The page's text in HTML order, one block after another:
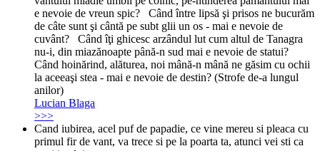
e nevoie de vreun spic? Când între lipsă şi prisos ne bucurăm
de câte sunt şi cântă pe subt glii un os - mai e nevoie de
cuvânt? Când îţi ghicesc arzândul lut cum altul de Tanagra
nu-i, din miazănoapte până-n sud mai e nevoie de statui?
Când hoinărind, alăturea, noi mână-n mână ne găsim cu ochii
la aceeaşi stea - mai e nevoie de destin? (Strofe de-a lungul
anilor)
Lucian Blaga
>>>
Cand iubirea, acel puf de papadie, ce vine mereu si pleaca cu
primul fir de vant, va trece si pe la poarta ta, atunci vei sti ca